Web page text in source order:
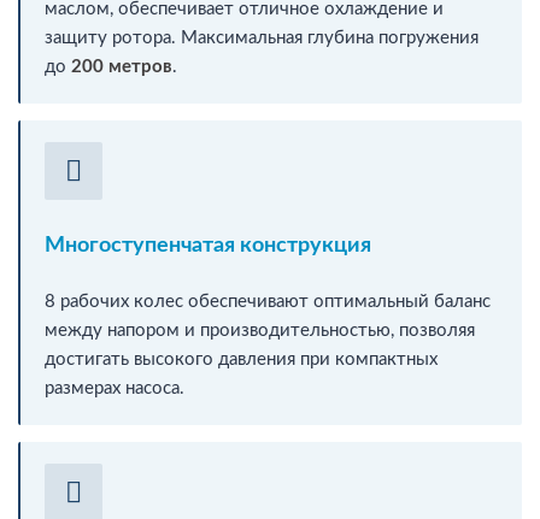
маслом, обеспечивает отличное охлаждение и
защиту ротора. Максимальная глубина погружения
до 200 метров.
Многоступенчатая конструкция
8 рабочих колес обеспечивают оптимальный баланс
между напором и производительностью, позволяя
достигать высокого давления при компактных
размерах насоса.